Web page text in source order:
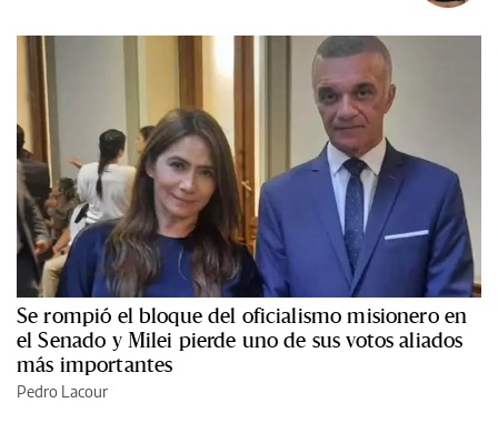
Se rompió el bloque del oficialismo misionero en
el Senado y Milei pierde uno de sus votos aliados
más importantes
Pedro Lacour